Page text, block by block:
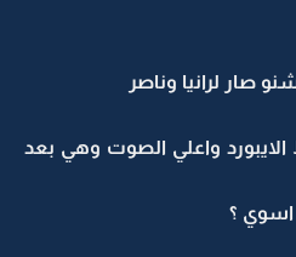
صار لرانيا وناصر
الايبورد واعلي الصوت وهي بعد
اسوي ؟